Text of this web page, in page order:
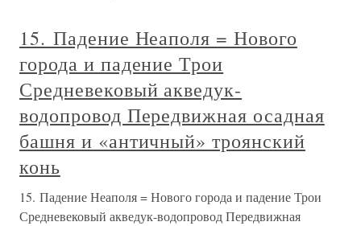
15. Падение Неаполя = Нового
города и падение Трои
Средневековый акведук-
водопровод Передвижная осадная
башня и «античный» троянский
конь
15. Падение Неаполя = Нового города и падение Трои
Средневековый акведук-водопровод Передвижная